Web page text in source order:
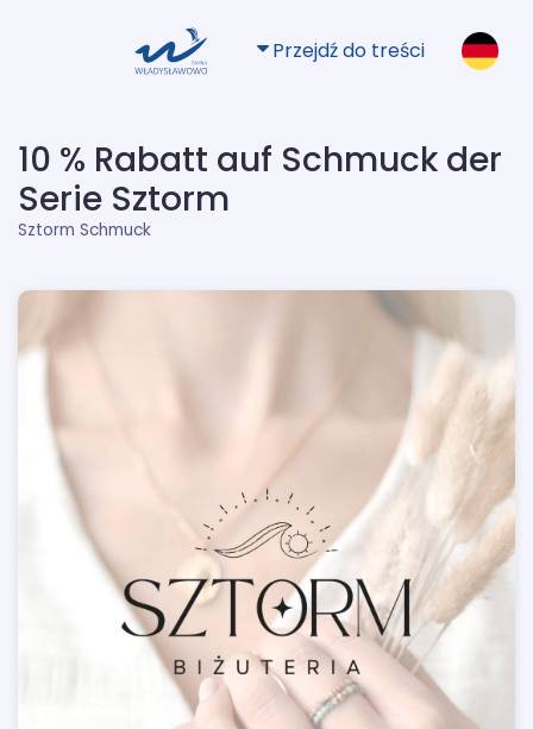
Przejdź do treści
10 % Rabatt auf Schmuck der
Serie Sztorm
Sztorm Schmuck